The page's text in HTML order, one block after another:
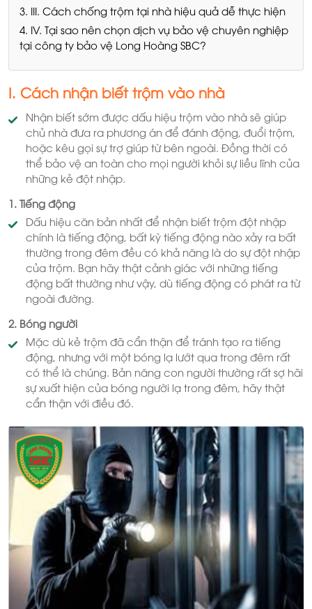
3. III. Cách chống trộm tại nhà hiệu quả dễ thực hiện
4. IV. Tại sao nên chọn dịch vụ bảo vệ chuyên nghiệp
tại công ty bảo vệ Long Hoàng SBC?
I. Cách nhận biết trộm vào nhà
Nhận biết sớm được dấu hiệu trộm vào nhà sẽ giúp
chủ nhà đưa ra phương án để đánh động, đuổi trộm,
hoặc kêu gọi sự trợ giúp từ bên ngoài. Đồng thời có
thể bảo vệ an toàn cho mọi người khỏi sự liều lĩnh của
những kẻ đột nhập.
1. Tiếng động
Dấu hiệu căn bản nhất để nhận biết trộm đột nhập
chính là tiếng động, bất kỳ tiếng động nào xảy ra bất
thường trong đêm đều có khả năng là do sự đột nhập
của trộm. Bạn hãy thật cảnh giác với những tiếng
động bất thường như vậy, dù tiếng động có phát ra từ
ngoài đường.
2. Bóng người
Mặc dù kẻ trộm đã cẩn thận để tránh tạo ra tiếng
động, nhưng với một bóng lạ lướt qua trong đêm rất
có thể là chúng. Bản năng con người thường rất sợ hãi
sự xuất hiện của bóng người lạ trong đêm, hãy thật
cẩn thận với điều đó.